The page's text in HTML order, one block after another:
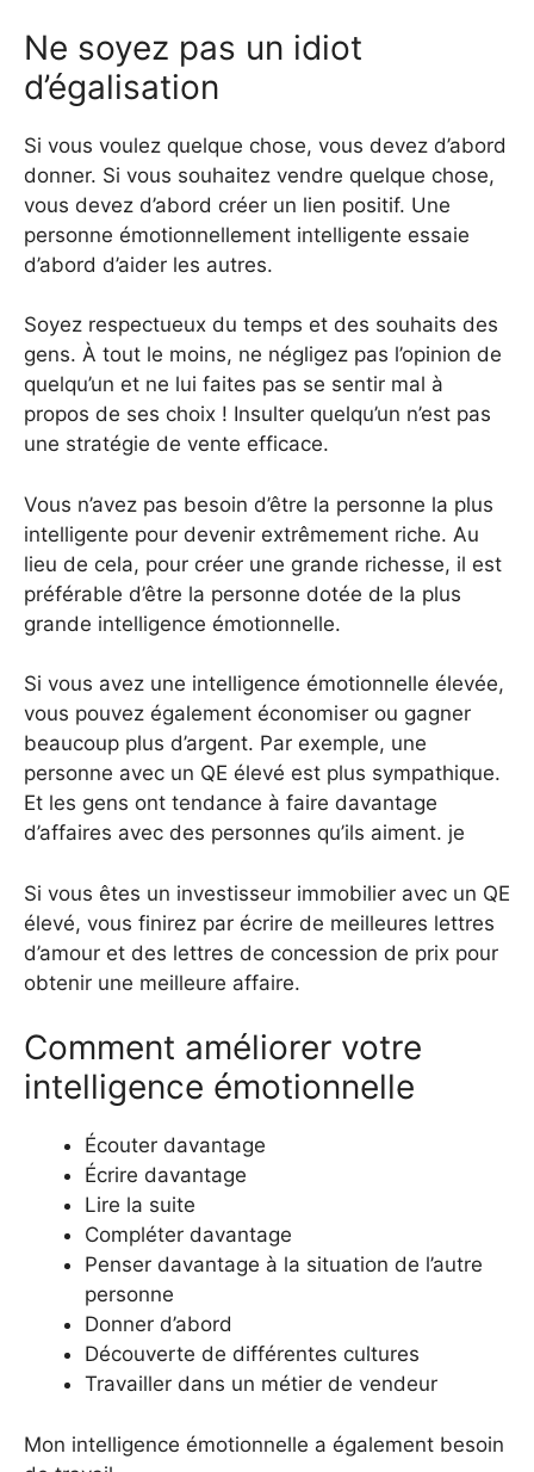
Ne soyez pas un idiot
d’égalisation
Si vous voulez quelque chose, vous devez d’abord
donner. Si vous souhaitez vendre quelque chose,
vous devez d’abord créer un lien positif. Une
personne émotionnellement intelligente essaie
d’abord d’aider les autres.
Soyez respectueux du temps et des souhaits des
gens. À tout le moins, ne négligez pas l’opinion de
quelqu’un et ne lui faites pas se sentir mal à
propos de ses choix ! Insulter quelqu’un n’est pas
une stratégie de vente efficace.
Vous n’avez pas besoin d’être la personne la plus
intelligente pour devenir extrêmement riche. Au
lieu de cela, pour créer une grande richesse, il est
préférable d’être la personne dotée de la plus
grande intelligence émotionnelle.
Si vous avez une intelligence émotionnelle élevée,
vous pouvez également économiser ou gagner
beaucoup plus d’argent. Par exemple, une
personne avec un QE élevé est plus sympathique.
Et les gens ont tendance à faire davantage
d’affaires avec des personnes qu’ils aiment. je
Si vous êtes un investisseur immobilier avec un QE
élevé, vous finirez par écrire de meilleures lettres
d’amour et des lettres de concession de prix pour
obtenir une meilleure affaire.
Comment améliorer votre
intelligence émotionnelle
Écouter davantage
Écrire davantage
Lire la suite
Compléter davantage
Penser davantage à la situation de l’autre
personne
Donner d’abord
Découverte de différentes cultures
Travailler dans un métier de vendeur
Mon intelligence émotionnelle a également besoin